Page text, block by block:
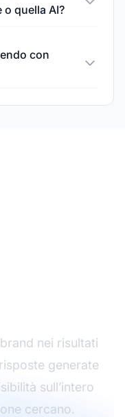
quella AI?
con
nei risultati
generate
sull’intero
cercano.